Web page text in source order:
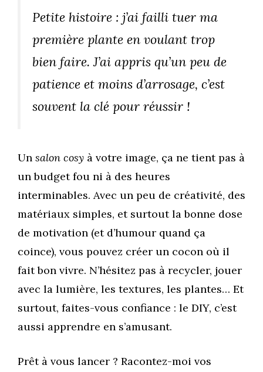
Petite histoire : j’ai failli tuer ma
première plante en voulant trop
bien faire. J’ai appris qu’un peu de
patience et moins d’arrosage, c’est
souvent la clé pour réussir !
Un salon cosy à votre image, ça ne tient pas à
un budget fou ni à des heures
interminables. Avec un peu de créativité, des
matériaux simples, et surtout la bonne dose
de motivation (et d’humour quand ça
coince), vous pouvez créer un cocon où il
fait bon vivre. N’hésitez pas à recycler, jouer
avec la lumière, les textures, les plantes… Et
surtout, faites-vous confiance : le DIY, c’est
aussi apprendre en s’amusant.
Prêt à vous lancer ? Racontez-moi vos